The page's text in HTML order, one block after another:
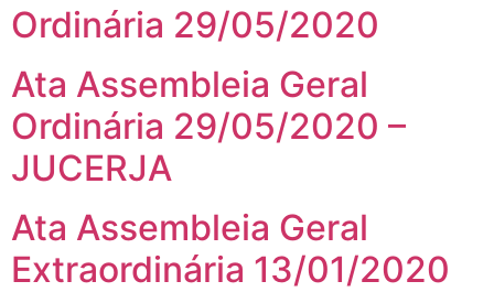
Ordinária 29/05/2020
Ata Assembleia Geral
Ordinária 29/05/2020 –
JUCERJA
Ata Assembleia Geral
Extraordinária 13/01/2020